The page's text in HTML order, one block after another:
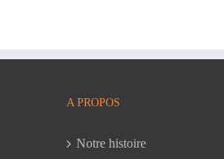
A PROPOS
Notre histoire